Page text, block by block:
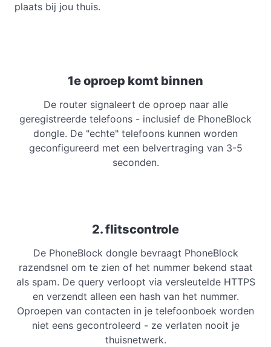
plaats bij jou thuis.
1e oproep komt binnen
De router signaleert de oproep naar alle
geregistreerde telefoons - inclusief de PhoneBlock
dongle. De "echte" telefoons kunnen worden
geconfigureerd met een belvertraging van 3-5
seconden.
2. flitscontrole
De PhoneBlock dongle bevraagt PhoneBlock
razendsnel om te zien of het nummer bekend staat
als spam. De query verloopt via versleutelde HTTPS
en verzendt alleen een hash van het nummer.
Oproepen van contacten in je telefoonboek worden
niet eens gecontroleerd - ze verlaten nooit je
thuisnetwerk.